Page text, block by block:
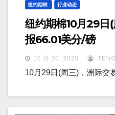
纽约期棉 行业动态
纽约期棉10月29日
报66.01美分/磅
10 月 30, 2025 TENG
10月29日(周三)，洲际交